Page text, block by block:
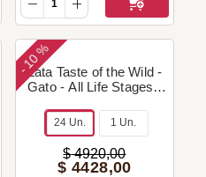
-
10 %
Lata Taste of the Wild -
Gato - All Life Stages -
Free - Trucha/Salmón) -
85 g
24 Un. 1 Un.
$ 4920,00
$ 4428,00